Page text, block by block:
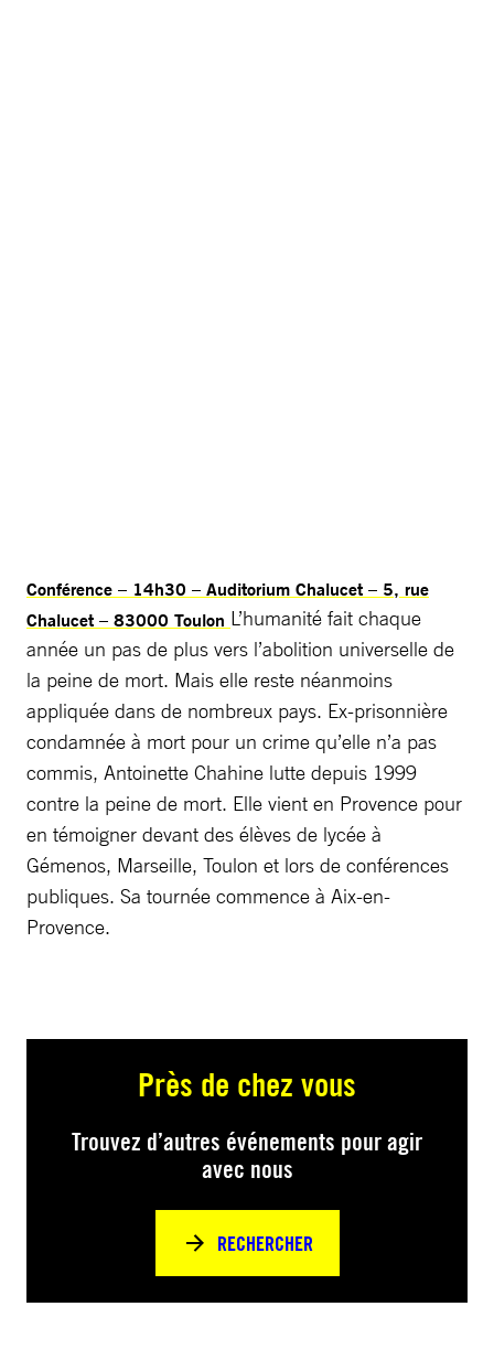
Conférence – 14h30 – Auditorium Chalucet – 5, rue
Chalucet – 83000 Toulon L’humanité fait chaque
année un pas de plus vers l’abolition universelle de
la peine de mort. Mais elle reste néanmoins
appliquée dans de nombreux pays. Ex-prisonnière
condamnée à mort pour un crime qu’elle n’a pas
commis, Antoinette Chahine lutte depuis 1999
contre la peine de mort. Elle vient en Provence pour
en témoigner devant des élèves de lycée à
Gémenos, Marseille, Toulon et lors de conférences
publiques. Sa tournée commence à Aix-en-
Provence.
Près de chez vous
Trouvez d’autres événements pour agir
avec nous
RECHERCHER